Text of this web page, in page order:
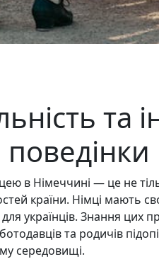
та
в Німеччині — це не
країни. Німці мають
українців. Знання цих
та родичів
середовищі.